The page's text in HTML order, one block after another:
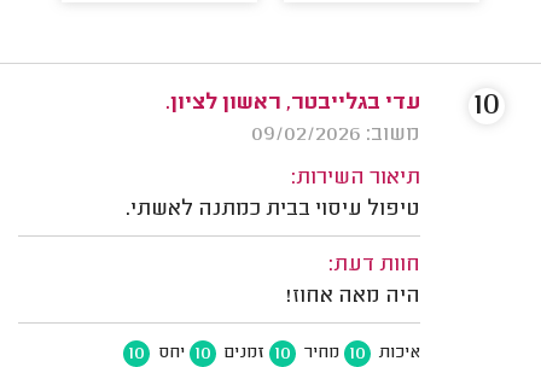
עדי בגלייבטר, ראשון לציון.
משוב: 09/02/2026
תיאור השירות:
טיפול עיסוי בבית כמתנה לאשתי.
חוות דעת:
היה מאה אחוז!
איכות 10 מחיר 10 זמנים 10 יחס 10
10